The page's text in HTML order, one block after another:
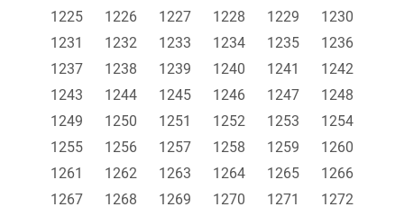
1225
1226 1227 1228 1229
1230
1231
1232 1233 1234 1235
1236
1237
1238 1239 1240 1241
1242
1243
1244 1245 1246 1247
1248
1249
1250 1251 1252 1253
1254
1255
1256 1257 1258 1259
1260
1261
1262 1263 1264 1265
1266
1267
1268 1269 1270 1271
1272